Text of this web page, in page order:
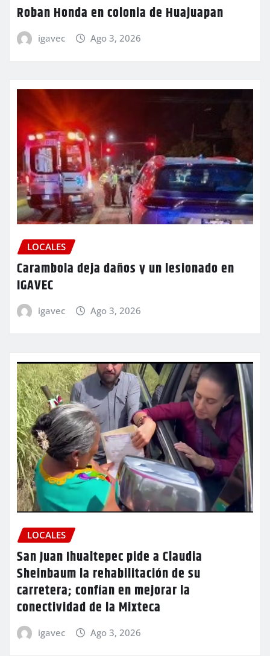
Roban Honda en colonia de Huajuapan
igavec Ago 3, 2026
LOCALES
Carambola deja daños y un lesionado en
IGAVEC
igavec Ago 3, 2026
LOCALES
San Juan Ihualtepec pide a Claudia
Sheinbaum la rehabilitación de su
carretera; confían en mejorar la
conectividad de la Mixteca
igavec Ago 3, 2026